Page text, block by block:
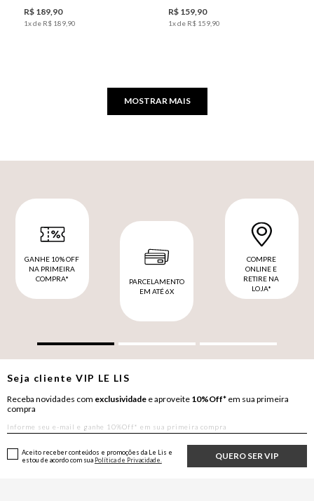
R$ 189,90
1x de R$ 189 90
R$ 159,90
1x de R$ 159 90
MOSTRAR MAIS
GANHE 10% OFF
NA PRIMEIRA
COMPRA*
PARCELAMENTO
EM ATÉ 6X
COMPRE
ONLINE E
RETIRE NA
LOJA*
Seja clienteVIP LE LIS
Receba novidades com exclusividade e aproveite 10%Off* em sua primeira
compra
QUERO SER VIP
Aceito receber conteúdos e promoções da Le Lis e
estou de acordo com sua Política de Privacidade.